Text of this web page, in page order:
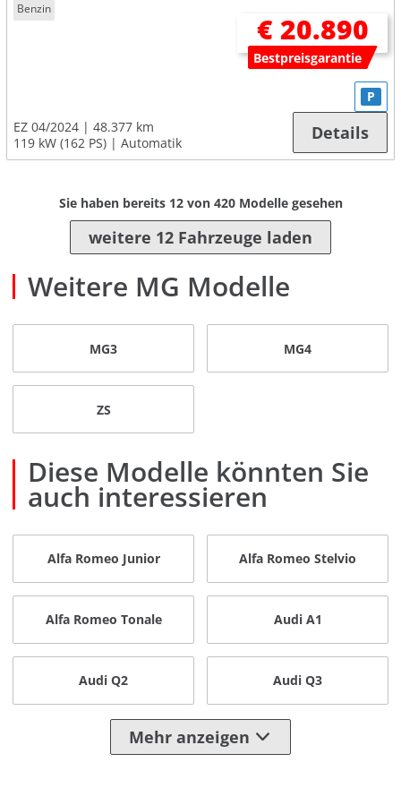
Benzin
€ 20.890
Bestpreisgarantie
EZ 04/2024
48.377 km
119 kW (162 PS)
Automatik
P
Details
Sie haben bereits 12von 420Modelle gesehen
weitere 12 Fahrzeuge laden
Weitere MG Modelle
MG3 MG4
ZS
Diese Modelle könnten Sie
auch interessieren
Alfa Romeo Junior Alfa Romeo Stelvio
Alfa Romeo Tonale Audi A1
Audi Q2 Audi Q3
Mehr anzeigen